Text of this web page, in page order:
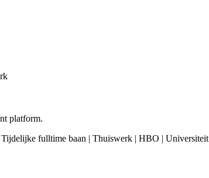
platform.
fulltime baan | Thuiswerk | HBO | Universiteit